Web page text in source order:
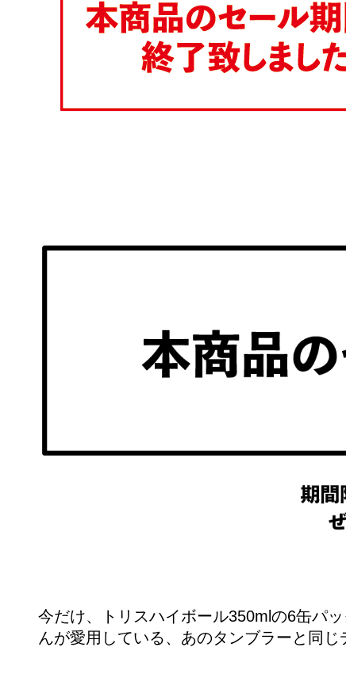
今だけ、トリスハイボール350mlの6缶パ
んが愛用している、あのタンブラーと同